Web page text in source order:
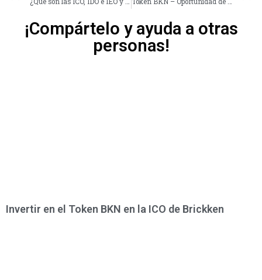
¡Compártelo y ayuda a otras
personas!
Invertir en el Token BKN en la ICO de Brickken